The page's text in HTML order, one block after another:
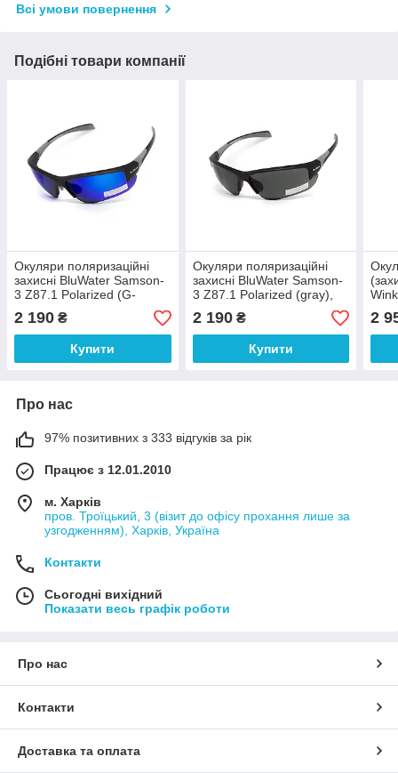
Всі умови повернення
Подібні товари компанії
Окуляри поляризаційні
захисні BluWater Samson-
3 Z87.1 Polarized (G-
Tech™ blue), дзеркальні
сині
2 190 ₴
Купити
Окуляри поляризаційні
захисні BluWater Samson-
3 Z87.1 Polarized (gray),
сірі
2 190₴
Купити
2
Про нас
97% позитивних з 333 відгуків за рік
Працює з 12.01.2010
м. Харків
пров. Троїцький, 3 (візит до офісу прохання лише за
узгодженням), Харків, Україна
Контакти
Сьогодні вихідний
Показати весь графік роботи
Про нас
Контакти
Доставка та оплата